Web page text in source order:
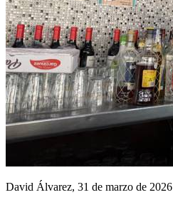
David Álvarez, 31 de marzo de 2026